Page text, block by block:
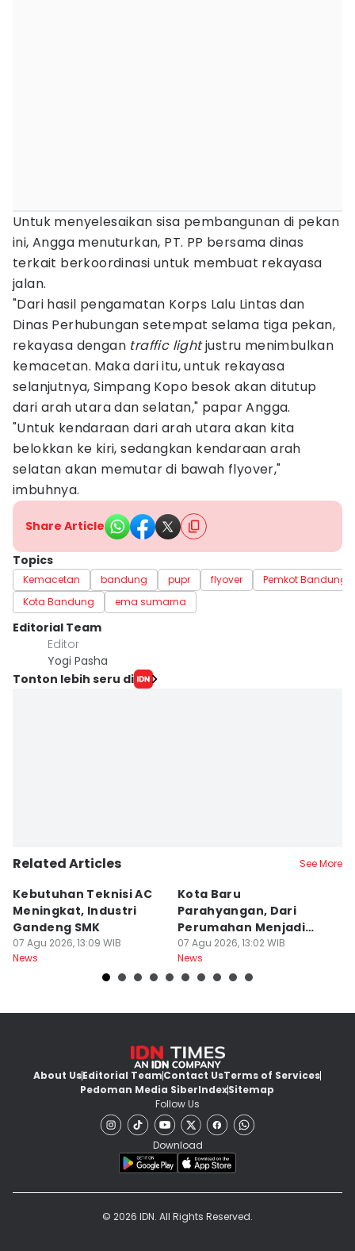
Untuk menyelesaikan sisa pembangunan di pekan
ini, Angga menuturkan, PT. PP bersama dinas
terkait berkoordinasi untuk membuat rekayasa
jalan.
"Dari hasil pengamatan Korps Lalu Lintas dan
Dinas Perhubungan setempat selama tiga pekan,
rekayasa dengan traffic lightjustru menimbulkan
kemacetan. Maka dari itu, untuk rekayasa
selanjutnya, Simpang Kopo besok akan ditutup
dari arah utara dan selatan," papar Angga.
"Untuk kendaraan dari arah utara akan kita
belokkan ke kiri, sedangkan kendaraan arah
selatan akan memutar di bawah flyover,"
imbuhnya.
Share Article
Topics
Kemacetan bandung pupr flyover
Pemkot Bandung
Kota Bandung
ema sumarna
Editorial Team
Editor
Yogi Pasha
Tonton lebih seru di
Related Articles See More
Kebutuhan Teknisi AC
Meningkat, Industri
Gandeng SMK
07 Agu 2026, 13:09 WIB
News
Kota Baru
Parahyangan, Dari
Perumahan Menjadi
Kota Mandiri
07 Agu 2026, 13:02 WIB
News
About UsEditorial TeamContact UsTerms of Services
Pedoman Media SiberIndexSitemap
Follow Us
Download
© 2026 IDN. All Rights Reserved.